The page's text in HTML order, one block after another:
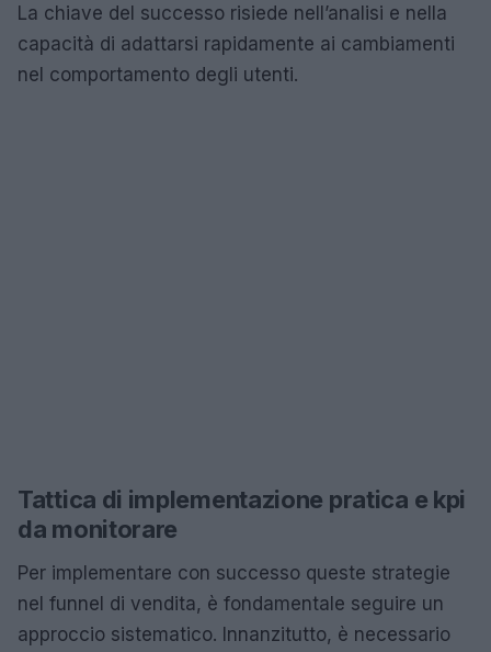
La chiave del successo risiede nell’analisi e nella
capacità di adattarsi rapidamente ai cambiamenti
nel comportamento degli utenti.
Tattica di implementazione pratica e kpi
da monitorare
Per implementare con successo queste strategie
nel funnel di vendita, è fondamentale seguire un
approccio sistematico. Innanzitutto, è necessario